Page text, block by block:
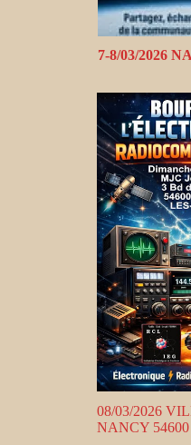
7-8/03/2026
08/03/2026
NANCY 54600